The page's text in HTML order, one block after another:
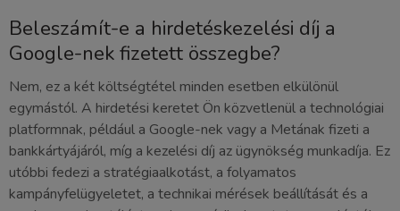
Beleszámít-e a hirdetéskezelési díj a
Google-nek fizetett összegbe?
Nem, ez a két költségtétel minden esetben elkülönül
egymástól. A hirdetési keretet Ön közvetlenül a technológiai
platformnak, például a Google-nek vagy a Metának fizeti a
bankkártyájáról, míg a kezelési díj az ügynökség munkadíja. Ez
utóbbi fedezi a stratégiaalkotást, a folyamatos
kampányfelügyeletet, a technikai mérések beállítását és a